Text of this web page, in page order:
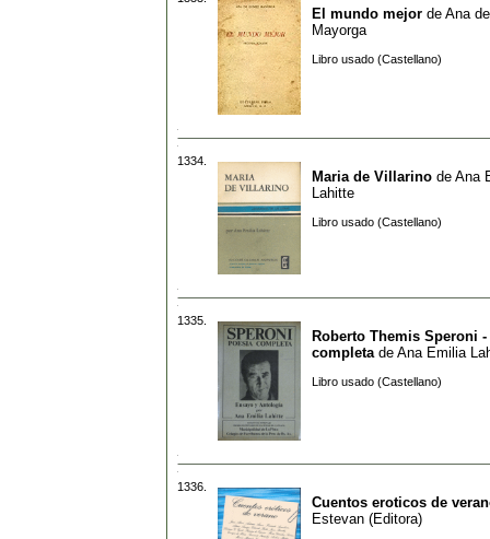
El mundo mejor de Ana
Mayorga
Libro usado (Castellano)
1334.
Maria de Villarino de Ana
Lahitte
Libro usado (Castellano)
1335.
Roberto Themis Speroni
completa de Ana Emilia
Libro usado (Castellano)
1336.
Cuentos eroticos de
Estevan (Editora)